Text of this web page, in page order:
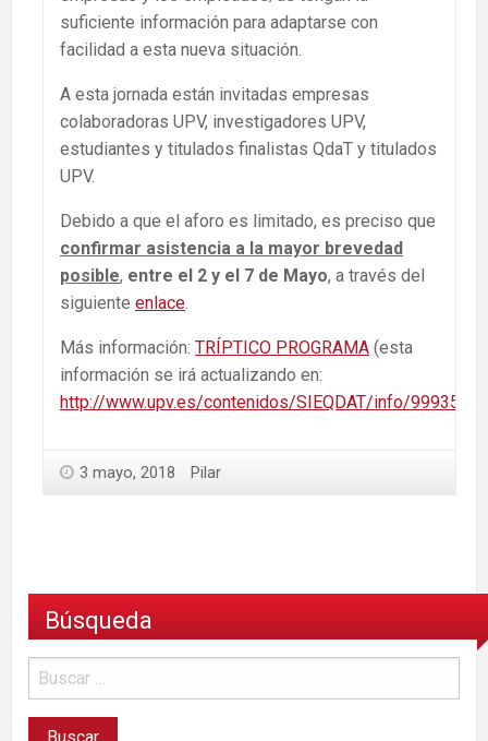
suficiente información para adaptarse con
facilidad a esta nueva situación.
A esta jornada están invitadas empresas
colaboradoras UPV, investigadores UPV,
estudiantes y titulados finalistas QdaT y titulados
UPV.
Debido a que el aforo es limitado, es preciso que
confirmar asistencia a la mayor brevedad
posible, entre el 2 y el 7 de Mayo, a través del
siguiente enlace.
Más información: TRÍPTICO PROGRAMA (esta
información se irá actualizando en:
http://www.upv.es/contenidos/SIEQDAT/info/
3 mayo, 2018 Pilar
Búsqueda